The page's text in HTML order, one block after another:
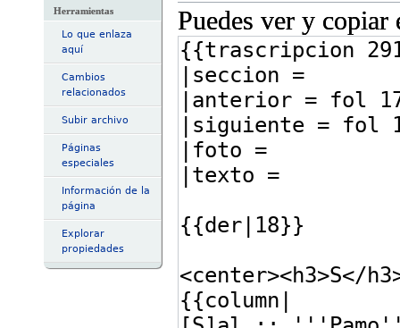
Herramientas
Lo que enlaza
aquí
Cambios
relacionados
Subir archivo
Páginas
especiales
Información de la
página
Explorar
propiedades
Puedes ver y copiar